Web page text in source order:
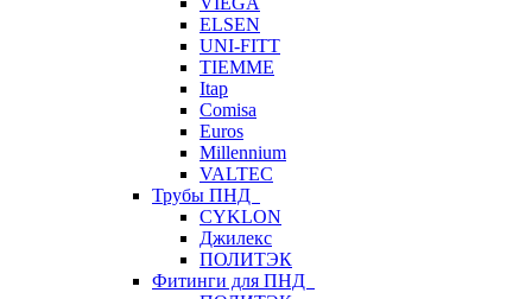
ELSEN
UNI-FITT
TIEMME
Itap
Comisa
Euros
Millennium
VALTEC
Трубы ПНД
CYKLON
Джилекс
ПОЛИТЭК
Фитинги для ПНД